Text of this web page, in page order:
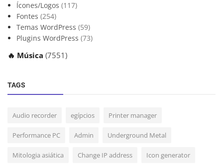
Ícones/Logos (117)
Fontes (254)
Temas WordPress (59)
Plugins WordPress (73)
🔥 Música (7551)
TAGS
Audio recorder egípcios Printer manager
Performance PC Admin Underground Metal
Mitologia asiática Change IP address Icon generator